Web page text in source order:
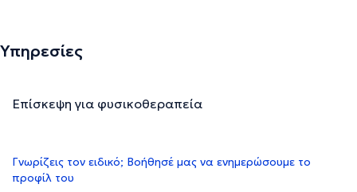
Υπηρεσίες
Επίσκεψη για φυσικοθεραπεία
Γνωρίζεις τον ειδικό; Βοήθησέ μας να ενημερώσουμε το
προφίλ του